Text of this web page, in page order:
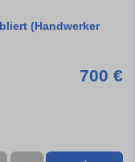
(Handwerker
700 €